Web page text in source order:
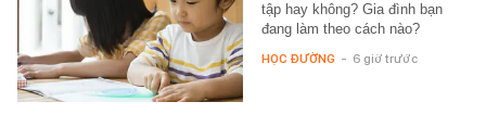
tập hay không? Gia đình bạn
đang làm theo cách nào?
HỌC ĐƯỜNG - 6 giờ trước